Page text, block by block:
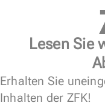
Lesen Sie
Erhalten Sie
Inhalten der ZFK!